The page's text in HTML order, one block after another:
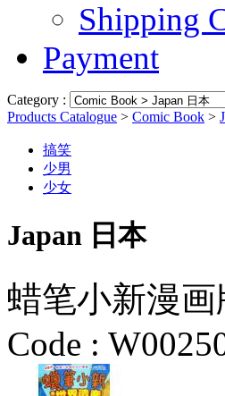
Shipping
Payment
Category :
Products Catalogue > Comic Book >
搞笑
少男
少女
Japan 日本
蜡笔小新漫
Code :